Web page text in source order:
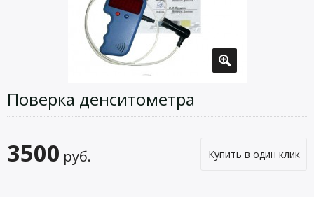
Поверка денситометра
3500 руб. Купить в один клик